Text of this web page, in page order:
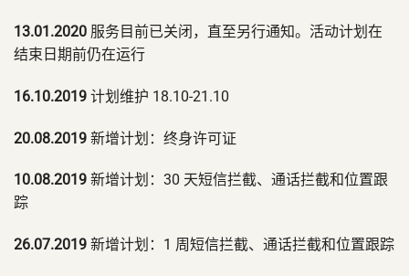
13.01.2020 服务目前已关闭，直至另行通知。活动计划在
结束日期前仍在运行
16.10.2019 计划维护 18.10-21.10
20.08.2019 新增计划：终身许可证
10.08.2019 新增计划：30 天短信拦截、通话拦截和位置跟
踪
26.07.2019 新增计划：1 周短信拦截、通话拦截和位置跟踪